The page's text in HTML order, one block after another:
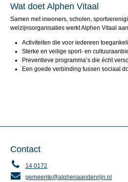
Wat doet Alphen Vitaal
Samen met inwoners, scholen,
welzijnsorganisaties werkt Alphen Vitaal
Activiteiten die voor iedereen
Sterke en veilige sport- en
Preventieve programma’s die écht
Een goede verbinding tussen sociaal
Contact
14 0172
gemeente@alphenaandenrijn.nl